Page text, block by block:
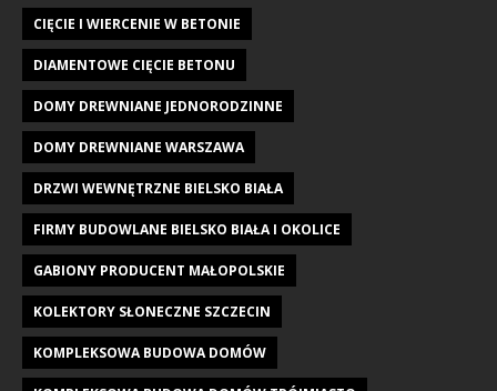
CIĘCIE I WIERCENIE W BETONIE
DIAMENTOWE CIĘCIE BETONU
DOMY DREWNIANE JEDNORODZINNE
DOMY DREWNIANE WARSZAWA
DRZWI WEWNĘTRZNE BIELSKO BIAŁA
FIRMY BUDOWLANE BIELSKO BIAŁA I OKOLICE
GABIONY PRODUCENT MAŁOPOLSKIE
KOLEKTORY SŁONECZNE SZCZECIN
KOMPLEKSOWA BUDOWA DOMÓW